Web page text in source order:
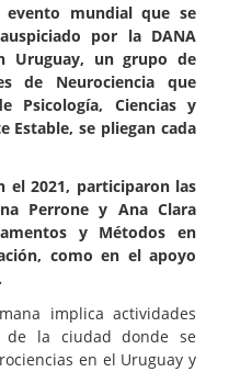
evento mundial que se
por la DANA
Uruguay, un grupo de
de Neurociencia que
Psicología, Ciencias y
Estable, se pliegan cada
el 2021, participaron las
Perrone y Ana Clara
y Métodos en
como en el apoyo
implica actividades
de la ciudad donde se
en el Uruguay y